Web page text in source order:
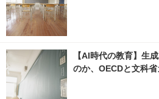
【AI時代の教育】生
のか、OECDと文科